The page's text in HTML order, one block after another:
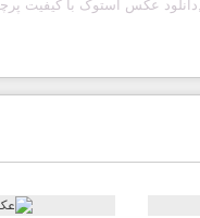
عکس استوک با کیفیت